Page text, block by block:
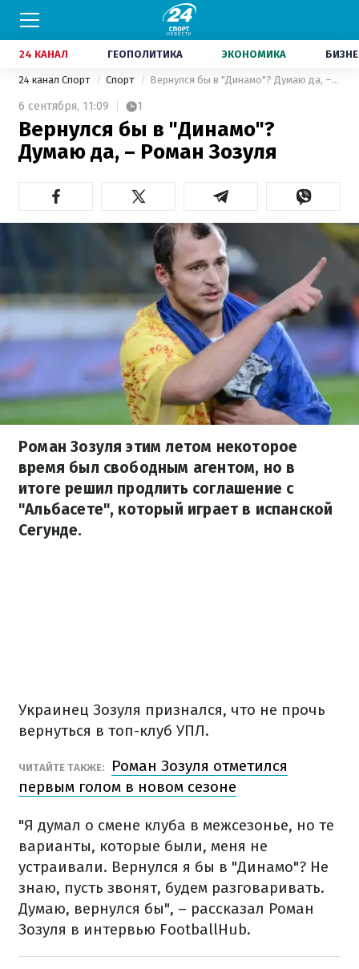
24 КАНАЛ ГЕОПОЛИТИКА ЭКОНОМИКА
24 канал Спорт Спорт Вернулся бы в "Динамо"? Думаю да, – Роман Зозуля
6 сентября, 11:09 1
Вернулся бы в "Динамо"?
Думаю да, – Роман Зозуля
Роман Зозуля этим летом некоторое
время был свободным агентом, но в
итоге решил продлить соглашение с
"Альбасете", который играет в испанской
Сегунде.
Украинец Зозуля признался, что не прочь
вернуться в топ-клуб УПЛ.
ЧИТАЙТЕ ТАКЖЕ:
Роман Зозуля отметился
первым голом в новом сезоне
"Я думал о смене клуба в межсезонье, но те
варианты, которые были, меня не
устраивали. Вернулся я бы в "Динамо"? Не
знаю, пусть звонят, будем разговаривать.
Думаю, вернулся бы", – рассказал Роман
Зозуля в интервью FootballHub.